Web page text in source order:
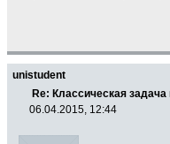
unistudent
Re: Классическая
06.04.2015, 12:44